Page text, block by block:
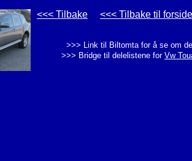
<<< Tilbake <<< Tilbake til
>>> Link til Biltomta for å se om
>>> Bridge til delelistene for Vw